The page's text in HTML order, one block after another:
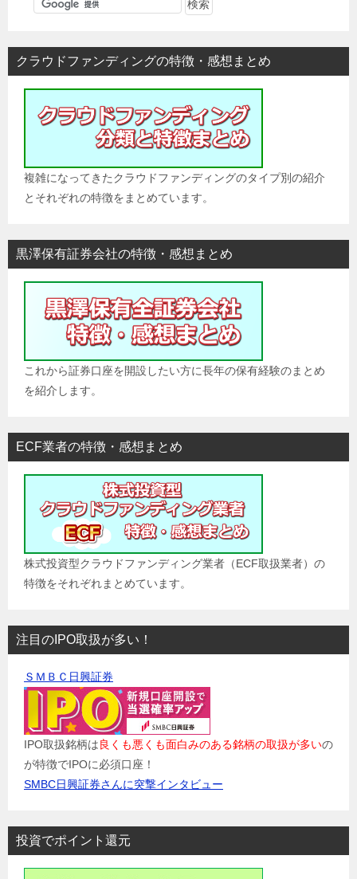
シクラウドファンディングの特徴・感想まとめ
複雑になってきたクラウドファンディングのタイプ別の紹介
とそれぞれの特徴をまとめています。
黒澤保有証券会社の特徴・感想まとめ
これから証券口座を開設したい方に長年の保有経験のまとめ
を紹介します。
ECF業者の特徴・感想まとめ
株式投資型クラウドファンディング業者（ECF取扱業者）の
特徴をそれぞれまとめています。
注目のIPO取扱が多い！
ＳＭＢＣ日興証券
IPO取扱銘柄は良くも悪くも面白みのある銘柄の取扱が多いの
が特徴でIPOに必須口座！
SMBC日興証券さんに突撃インタビュー
投資でポイント還元